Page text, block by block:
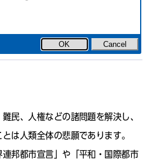
の声明について
民、人権などの諸問題を解決し、
は人類全体の悲願であります。
邦都市宣言」や「平和・国際都市
OK Cancel